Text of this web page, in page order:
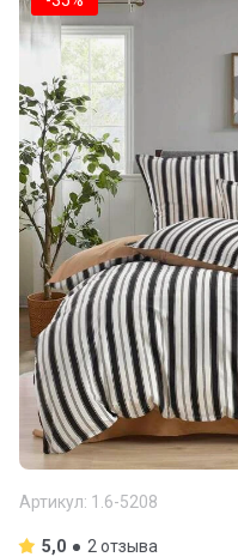
Артикул: 1.6-5208
5,0 2 отзыва